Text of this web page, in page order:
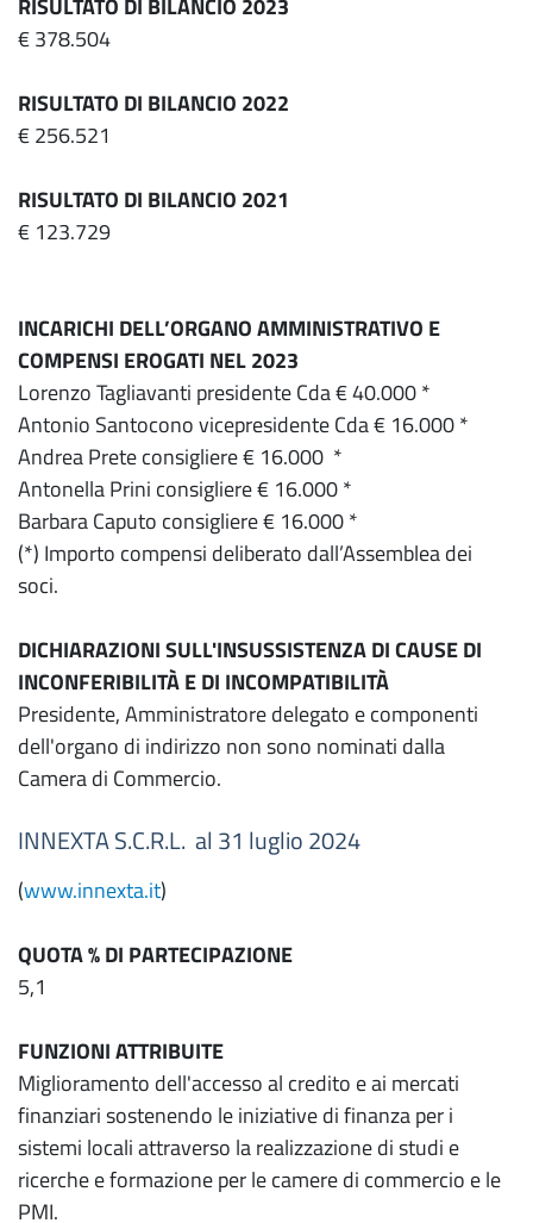
€ 378.504
RISULTATO DI BILANCIO 2022
€ 256.521
RISULTATO DI BILANCIO 2021
€ 123.729
INCARICHI DELL’ORGANO AMMINISTRATIVO E
COMPENSI EROGATI NEL 2023
Lorenzo Tagliavanti presidente Cda € 40.000 *
Antonio Santocono vicepresidente Cda € 16.000 *
Andrea Prete consigliere € 16.000 *
Antonella Prini consigliere € 16.000 *
Barbara Caputo consigliere € 16.000 *
(*) Importo compensi deliberato dall’Assemblea dei
soci.
DICHIARAZIONI SULL'INSUSSISTENZA DI CAUSE DI
INCONFERIBILITÀ E DI INCOMPATIBILITÀ
Presidente, Amministratore delegato e componenti
dell'organo di indirizzo non sono nominati dalla
Camera di Commercio.
INNEXTA S.C.R.L. al 31 luglio 2024
(www.innexta.it)
QUOTA % DI PARTECIPAZIONE
5,1
FUNZIONI ATTRIBUITE
Miglioramento dell'accesso al credito e ai mercati
finanziari sostenendo le iniziative di finanza per i
sistemi locali attraverso la realizzazione di studi e
ricerche e formazione per le camere di commercio e le
PMI.